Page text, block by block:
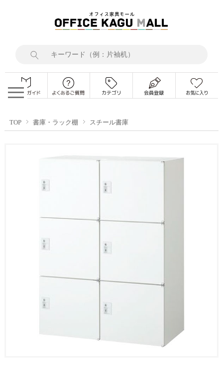
TOP 書庫・ラック棚 スチール書庫